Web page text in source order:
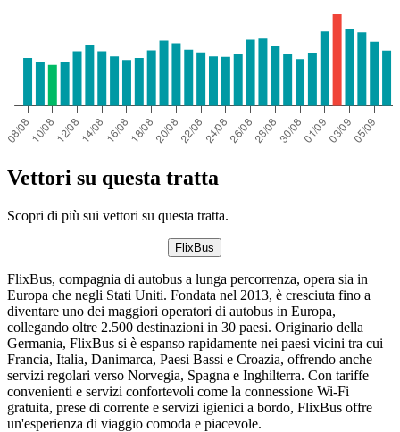
Vettori su questa tratta
Scopri di più sui vettori su questa tratta.
FlixBus
FlixBus, compagnia di autobus a lunga percorrenza, opera sia in
Europa che negli Stati Uniti. Fondata nel 2013, è cresciuta fino a
diventare uno dei maggiori operatori di autobus in Europa,
collegando oltre 2.500 destinazioni in 30 paesi. Originario della
Germania, FlixBus si è espanso rapidamente nei paesi vicini tra cui
Francia, Italia, Danimarca, Paesi Bassi e Croazia, offrendo anche
servizi regolari verso Norvegia, Spagna e Inghilterra. Con tariffe
convenienti e servizi confortevoli come la connessione Wi-Fi
gratuita, prese di corrente e servizi igienici a bordo, FlixBus offre
un'esperienza di viaggio comoda e piacevole.